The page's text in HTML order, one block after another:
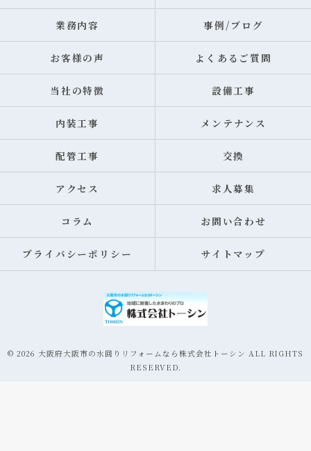
業務内容 事例/ブログ
お客様の声 よくあるご質問
当社の特徴 設備工事
内装工事 メンテナンス
配管工事 交換
アクセス 求人募集
コラム お問い合わせ
プライバシーポリシー サイトマップ
© 2026 大阪府大阪市の水回りリフォームなら株式会社トーシン ALL RIGHTS
RESERVED.